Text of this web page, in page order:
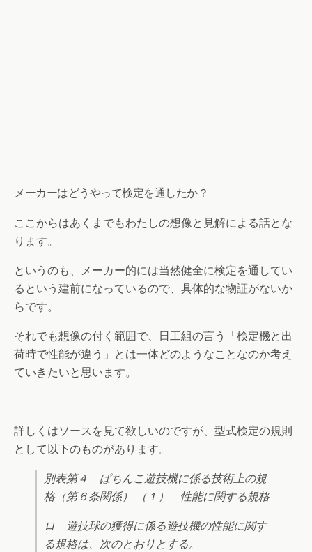
メーカーはどうやって検定を通したか？
ここからはあくまでもわたしの想像と見解による話とな
ります。
というのも、メーカー的には当然健全に検定を通してい
るという建前になっているので、具体的な物証がないか
らです。
それでも想像の付く範囲で、日工組の言う「検定機と出
荷時で性能が違う」とは一体どのようなことなのか考え
ていきたいと思います。
詳しくはソースを見て欲しいのですが、型式検定の規則
として以下のものがあります。
別表第４ ぱちんこ遊技機に係る技術上の規
格（第６条関係） （１） 性能に関する規格
ロ 遊技球の獲得に係る遊技機の性能に関す
る規格は、次のとおりとする。